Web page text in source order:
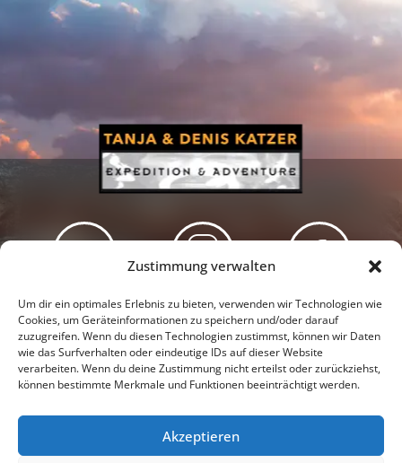
Zustimmung verwalten
Um dir ein optimales Erlebnis zu bieten, verwenden wir Technologien wie
Cookies, um Geräteinformationen zu speichern und/oder darauf
zuzugreifen. Wenn du diesen Technologien zustimmst, können wir Daten
wie das Surfverhalten oder eindeutige IDs auf dieser Website
verarbeiten. Wenn du deine Zustimmung nicht erteilst oder zurückziehst,
können bestimmte Merkmale und Funktionen beeinträchtigt werden.
Akzeptieren
Newsletter Podcast Facebook
Datenschutzerklärung